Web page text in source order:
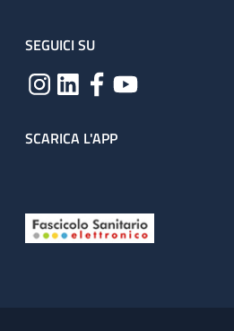
SEGUICI SU
SCARICA L'APP